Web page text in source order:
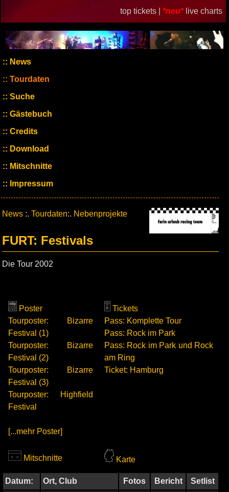
top tickets | *neu* live charts
News
Tourdaten
Suche
Gästebuch
Credits
Download
Mitschnitte
Impressum
News :. Tourdaten:. Nebenprojekte
FURT: Festivals
Die Tour 2002
Poster
Tourposter: Bizarre
Festival (1)
Tourposter: Bizarre
Festival (2)
Tourposter: Bizarre
Festival (3)
Tourposter: Highfield
Festival
[...mehr Poster]
Tickets
Pass: Komplette Tour
Pass: Rock im Park
Pass: Rock im Park und Rock
am Ring
Ticket: Hamburg
Mitschnitte Karte
Datum: Ort, Club Fotos Bericht Setlist